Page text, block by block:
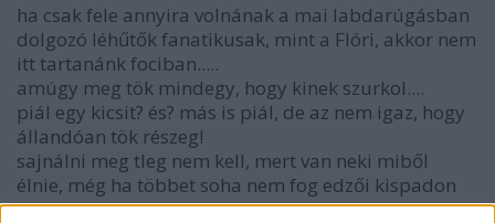
ha csak fele annyira volnának a mai labdarúgásban
dolgozó léhűtők fanatikusak, mint a Flóri, akkor nem
itt tartanánk fociban.....
amúgy meg tök mindegy, hogy kinek szurkol....
piál egy kicsit? és? más is piál, de az nem igaz, hogy
állandóan tök részeg!
sajnálni meg tleg nem kell, mert van neki miből
élnie, még ha többet soha nem fog edzői kispadon
ülni, akkor is...